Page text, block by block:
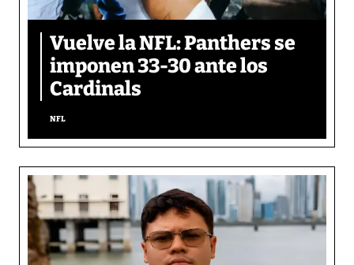
Vuelve la NFL: Panthers se
imponen 33-30 ante los
Cardinals
NFL